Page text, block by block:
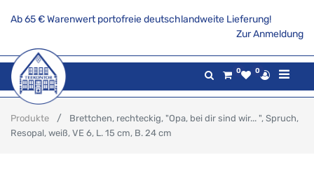
Ab 65 € Warenwert portofreie deutschlandweite Lieferung!
Zur Anmeldung
0 0
Produkte
Brettchen, rechteckig, "Opa, bei dir sind wir... ", Spruch,
Resopal, weiß, VE 6, L. 15 cm, B. 24 cm